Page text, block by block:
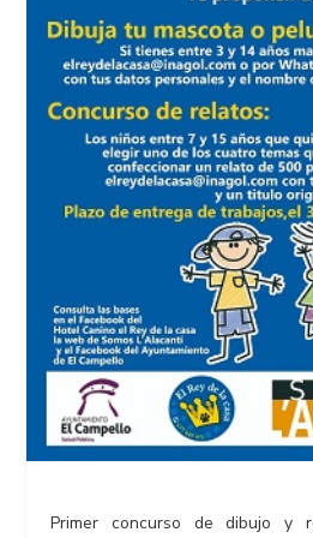
Primer concurso de dibujo y